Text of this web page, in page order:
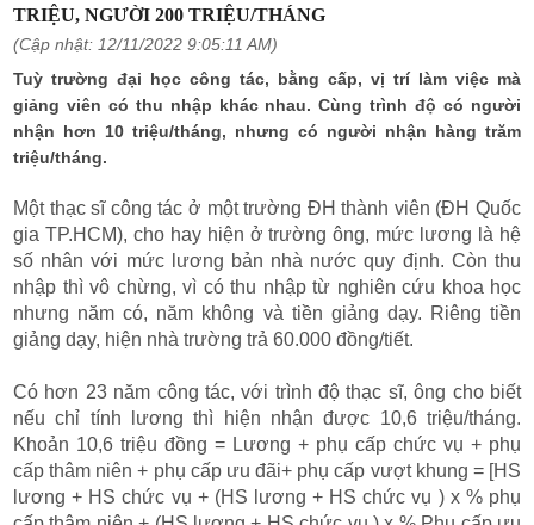
TRIỆU, NGƯỜI 200 TRIỆU/THÁNG
(Cập nhật: 12/11/2022 9:05:11 AM)
Tuỳ trường đại học công tác, bằng cấp, vị trí làm việc mà
giảng viên có thu nhập khác nhau. Cùng trình độ có người
nhận hơn 10 triệu/tháng, nhưng có người nhận hàng trăm
triệu/tháng.
Một thạc sĩ công tác ở một trường ĐH thành viên (ĐH Quốc
gia TP.HCM), cho hay hiện ở trường ông, mức lương là hệ
số nhân với mức lương bản nhà nước quy định. Còn thu
nhập thì vô chừng, vì có thu nhập từ nghiên cứu khoa học
nhưng năm có, năm không và tiền giảng dạy. Riêng tiền
giảng dạy, hiện nhà trường trả 60.000 đồng/tiết.
Có hơn 23 năm công tác, với trình độ thạc sĩ, ông cho biết
nếu chỉ tính lương thì hiện nhận được 10,6 triệu/tháng.
Khoản 10,6 triệu đồng = Lương + phụ cấp chức vụ + phụ
cấp thâm niên + phụ cấp ưu đãi+ phụ cấp vượt khung = [HS
lương + HS chức vụ + (HS lương + HS chức vụ ) x % phụ